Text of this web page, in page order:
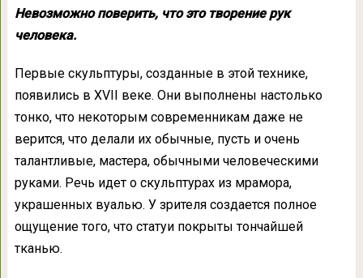
Невозможно поверить, что это творение рук
человека.
Первые скульптуры, созданные в этой технике,
появились в XVII веке. Они выполнены настолько
тонко, что некоторым современникам даже не
верится, что делали их обычные, пусть и очень
талантливые, мастера, обычными человеческими
руками. Речь идет о скульптурах из мрамора,
украшенных вуалью. У зрителя создается полное
ощущение того, что статуи покрыты тончайшей
тканью.